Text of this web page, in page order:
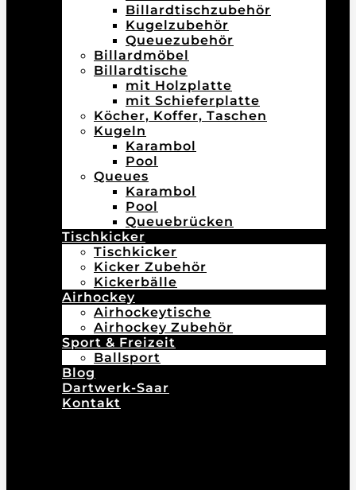
Billardtischzubehör
Kugelzubehör
Queuezubehör
Billardmöbel
Billardtische
mit Holzplatte
mit Schieferplatte
Köcher, Koffer, Taschen
Kugeln
Karambol
Pool
Queues
Karambol
Pool
Queuebrücken
Tischkicker
Tischkicker
Kicker Zubehör
Kickerbälle
Airhockey
Airhockeytische
Airhockey Zubehör
Sport & Freizeit
Ballsport
Blog
Dartwerk-Saar
Kontakt